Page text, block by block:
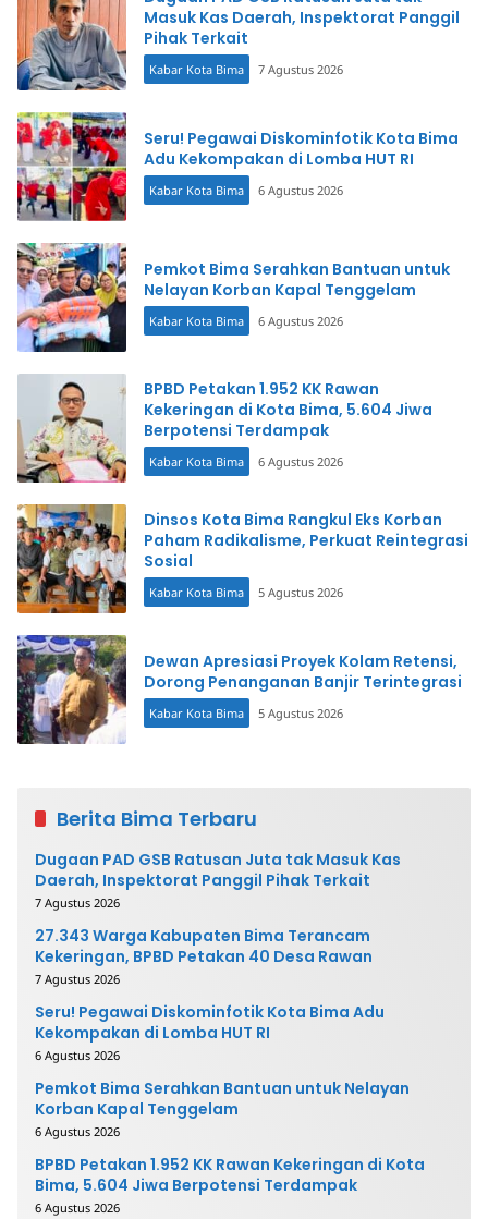
Masuk Kas Daerah, Inspektorat Panggil
Pihak Terkait
Kabar Kota Bima 7 Agustus 2026
Seru! Pegawai Diskominfotik Kota Bima
Adu Kekompakan di Lomba HUT RI
Kabar Kota Bima 6 Agustus 2026
Pemkot Bima Serahkan Bantuan untuk
Nelayan Korban Kapal Tenggelam
Kabar Kota Bima 6 Agustus 2026
BPBD Petakan 1.952 KK Rawan
Kekeringan di Kota Bima, 5.604 Jiwa
Berpotensi Terdampak
Kabar Kota Bima 6 Agustus 2026
Dinsos Kota Bima Rangkul Eks Korban
Paham Radikalisme, Perkuat Reintegrasi
Sosial
Kabar Kota Bima 5 Agustus 2026
Dewan Apresiasi Proyek Kolam Retensi,
Dorong Penanganan Banjir Terintegrasi
Kabar Kota Bima 5 Agustus 2026
Berita Bima Terbaru
Dugaan PAD GSB Ratusan Juta tak Masuk Kas
Daerah, Inspektorat Panggil Pihak Terkait
7 Agustus 2026
27.343 Warga Kabupaten Bima Terancam
Kekeringan, BPBD Petakan 40 Desa Rawan
7 Agustus 2026
Seru! Pegawai Diskominfotik Kota Bima Adu
Kekompakan di Lomba HUT RI
6 Agustus 2026
Pemkot Bima Serahkan Bantuan untuk Nelayan
Korban Kapal Tenggelam
6 Agustus 2026
BPBD Petakan 1.952 KK Rawan Kekeringan di Kota
Bima, 5.604 Jiwa Berpotensi Terdampak
6 Agustus 2026